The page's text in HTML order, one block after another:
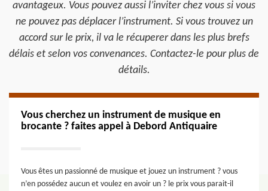
avantageux. Vous pouvez aussi l’inviter chez vous si vous
ne pouvez pas déplacer l’instrument. Si vous trouvez un
accord sur le prix, il va le récuperer dans les plus brefs
délais et selon vos convenances. Contactez-le pour plus de
détails.
Vous cherchez un instrument de musique en
brocante ? faites appel à Debord Antiquaire
Vous êtes un passionné de musique et jouez un instrument ? vous
n’en possédez aucun et voulez en avoir un ? le prix vous parait-il